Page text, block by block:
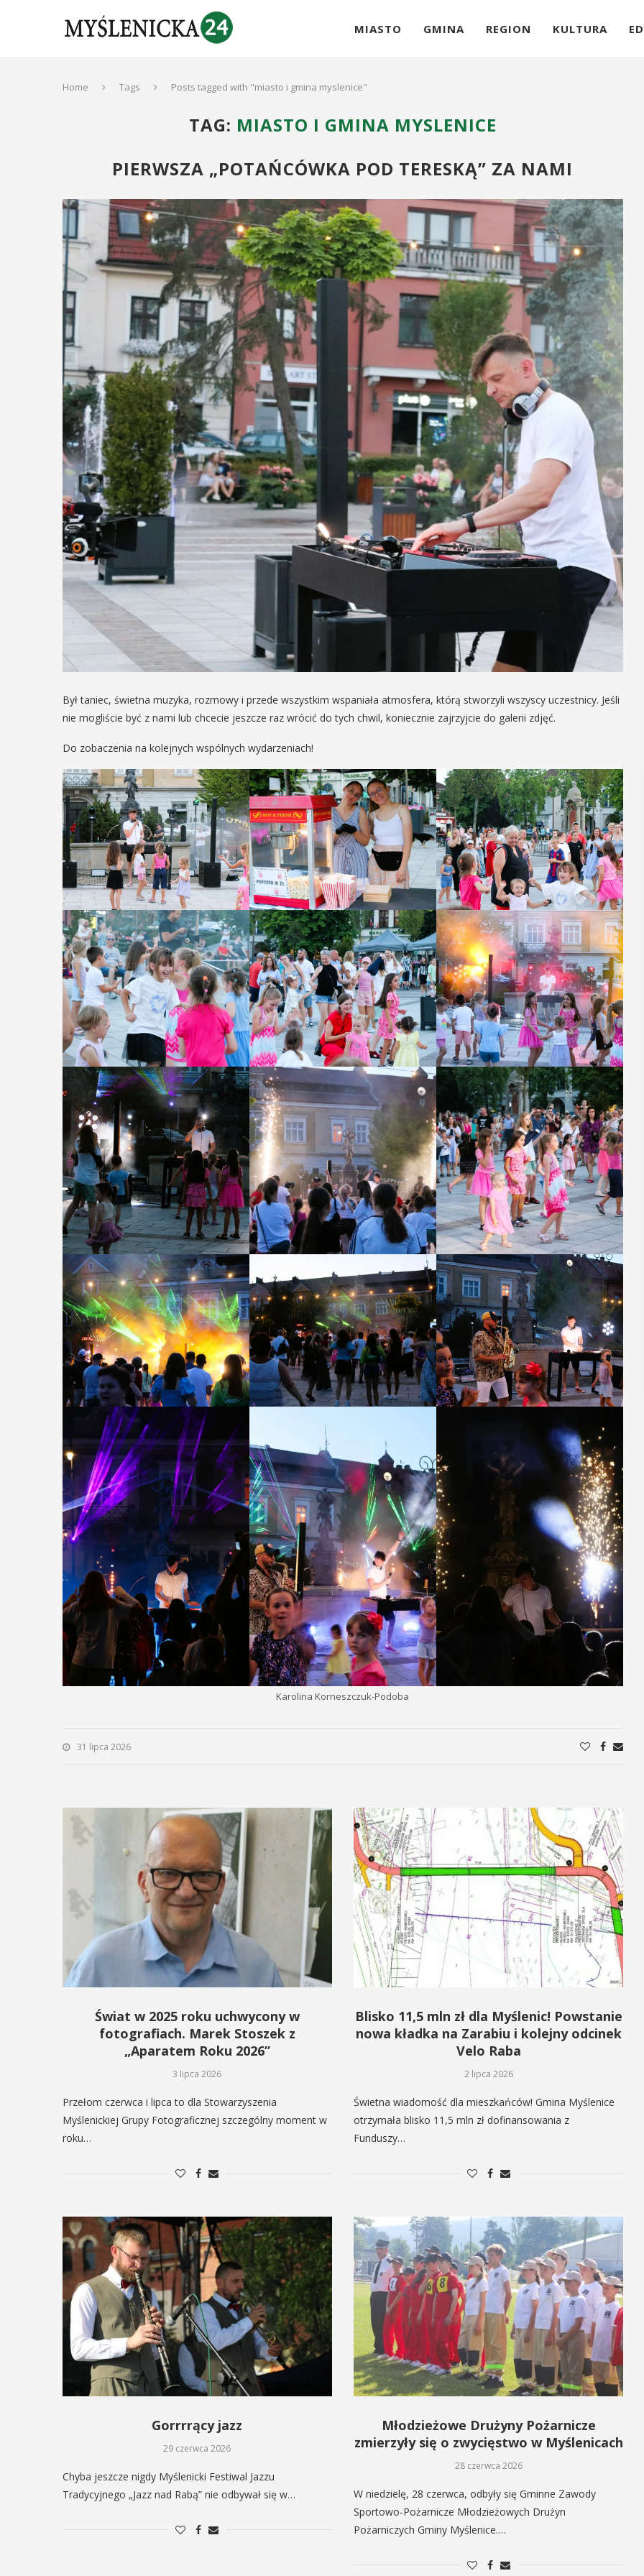
MIASTO GMINA REGION KULTURA
Home Tags Posts tagged with "miasto i gmina myslenice"
TAG: MIASTO I GMINA MYSLENICE
PIERWSZA „POTAŃCÓWKA POD TERESKĄ” ZA NAMI
Był taniec, świetna muzyka, rozmowy i przede wszystkim wspaniała atmosfera, którą stworzyli wszyscy uczestnicy. Jeśli
nie mogliście być z nami lub chcecie jeszcze raz wrócić do tych chwil, koniecznie zajrzyjcie do galerii zdjęć.
Do zobaczenia na kolejnych wspólnych wydarzeniach!
Karolina Korneszczuk-Podoba
31 lipca 2026
Świat w 2025 roku uchwycony w
fotografiach. Marek Stoszek z
„Aparatem Roku 2026”
3 lipca 2026
Przełom czerwca i lipca to dla Stowarzyszenia
Myślenickiej Grupy Fotograficznej szczególny moment w
roku…
Blisko 11,5 mln zł dla Myślenic! Powstanie
nowa kładka na Zarabiu i kolejny odcinek
Velo Raba
2 lipca 2026
Świetna wiadomość dla mieszkańców! Gmina Myślenice
otrzymała blisko 11,5 mln zł dofinansowania z
Funduszy…
Gorrrrący jazz
29 czerwca 2026
Chyba jeszcze nigdy Myślenicki Festiwal Jazzu
Tradycyjnego „Jazz nad Rabą” nie odbywał się w…
Młodzieżowe Drużyny Pożarnicze
zmierzyły się o zwycięstwo w Myślenicach
28 czerwca 2026
W niedzielę, 28 czerwca, odbyły się Gminne Zawody
Sportowo-Pożarnicze Młodzieżowych Drużyn
Pożarniczych Gminy Myślenice.…
12
SIERPIEŃ
17:00
Wykład „Jak
zdobyć odznaki na
myślenickich
szlakach?”
W środę 12 sierpnia o godz. 17 w
Miejskiej Bibliotece Publicznej w
Myślenicach odbędzie się wykład
Mateusza Murzyna, przewodnika i
prezesa myślenickiego oddziału PTTK
Lubomir. ...
POKAŻ SZCZEGÓŁY
29
SIERPIEŃ
08:00 - 18:00
V Turniej
Myślimira.
Mieszczanie i
rzemieślnicy
W ostatni weekend wakacji, czyli 29-30
sierpnia w Myślenicach odbędzie się
piąta edycja Turnieju Myślimira.
Wydarzenie organizowane przez
Muzeum Niepodległości w Myślenicach
odbędzie się na ...
POKAŻ SZCZEGÓŁY